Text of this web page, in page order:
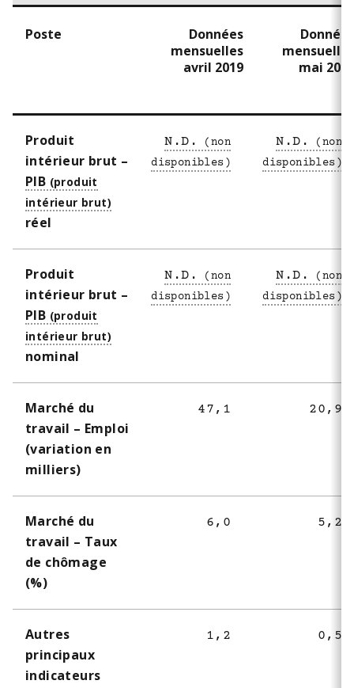
Poste
Données
mensuelles
avril 2019
Données
mensuelles
mai 2019
Produit
intérieur brut –
PIB
réel
N.D. N.D.
Produit
intérieur brut –
PIB
nominal
N.D. N.D.
Marché du
travail – Emploi
(variation en
milliers)
47,1 20,9
Marché du
travail – Taux
de chômage
(%)
6,0 5,2
Autres
principaux
indicateurs
1,2 0,5